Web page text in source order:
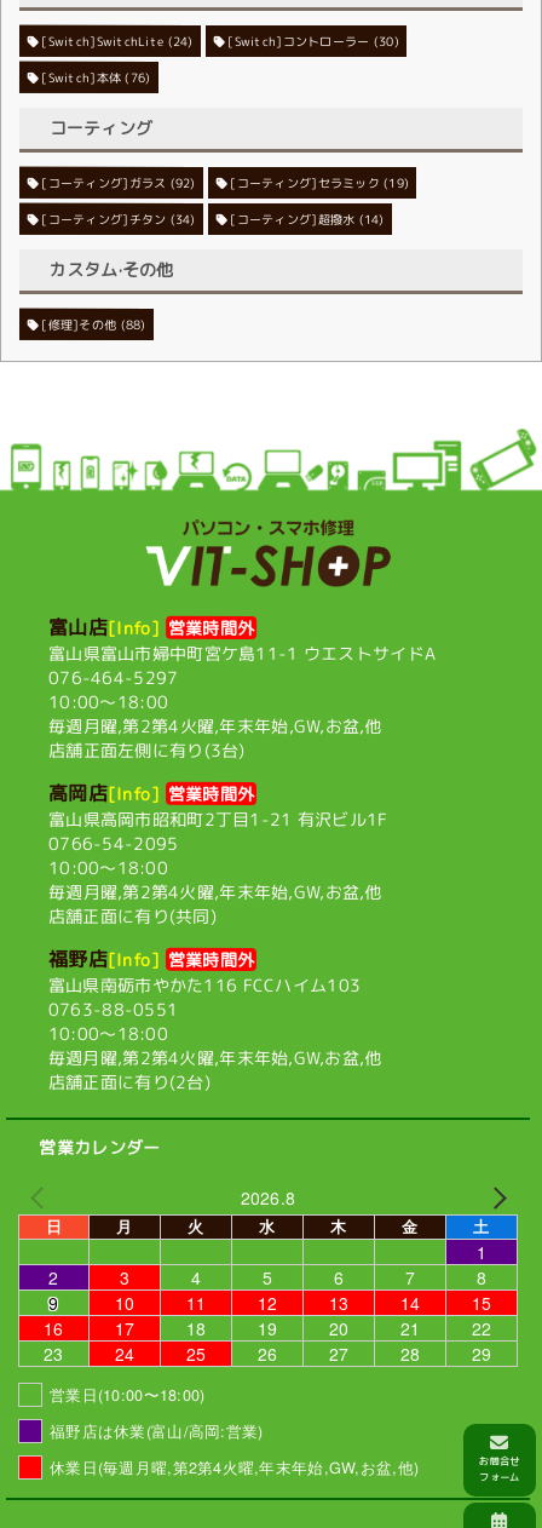
[Switch]SwitchLite (24) [Switch]コントローラー (30)
[Switch]本体 (76)
コーティング
[コーティング]ガラス (92) [コーティング]セラミック (19)
[コーティング]チタン (34) [コーティング]超撥水 (14)
カスタム·その他
[修理]その他 (88)
富山店[Info] 営業時間外
富山県富山市婦中町宮ケ島11-1 ウエストサイドA
076-464-5297
10:00〜18:00
毎週月曜,第2第4火曜,年末年始,GW,お盆,他
店舗正面左側に有り(3台)
高岡店[Info] 営業時間外
富山県高岡市昭和町2丁目1-21 有沢ビル1F
0766-54-2095
10:00〜18:00
毎週月曜,第2第4火曜,年末年始,GW,お盆,他
店舗正面に有り(共同)
福野店[Info] 営業時間外
富山県南砺市やかた116 FCCハイム103
0763-88-0551
10:00〜18:00
毎週月曜,第2第4火曜,年末年始,GW,お盆,他
店舗正面に有り(2台)
営業カレンダー
2026.8
日 月 火 水 木 金 土
1
2
3 4 5 6 7
8
9
10 11 12 13 14
15
16
17 18 19 20 21
22
23
24 25 26 27 28 29
営業日(10:00〜18:00)
福野店は休業(富山/高岡:営業)
休業日(毎週月曜,第2第4火曜,年末年始,GW,お盆,他)